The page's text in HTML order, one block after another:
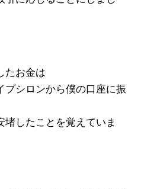
たお金は
プシロンから僕の口座に振
したことを覚えていま